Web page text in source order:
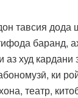
тавсия дода
баранд,
худ кардани
ки
театр,